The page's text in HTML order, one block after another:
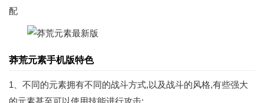
配
莽荒元素手机版特色
1、不同的元素拥有不同的战斗方式,以及战斗的风格,有些强大
的元素甚至可以使用技能进行攻击;